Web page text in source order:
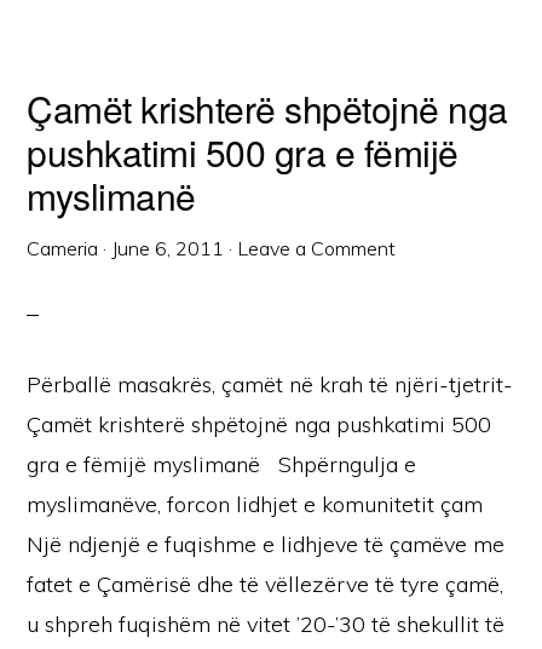
Çamët krishterë shpëtojnë nga
pushkatimi 500 gra e fëmijë
myslimanë
Cameria · June 6, 2011 · Leave a Comment
Përballë masakrës, çamët në krah të njëri-tjetrit-
Çamët krishterë shpëtojnë nga pushkatimi 500
gra e fëmijë myslimanë Shpërngulja e
myslimanëve, forcon lidhjet e komunitetit çam
Një ndjenjë e fuqishme e lidhjeve të çamëve me
fatet e Çamërisë dhe të vëllezërve të tyre çamë,
u shpreh fuqishëm në vitet ’20-’30 të shekullit të